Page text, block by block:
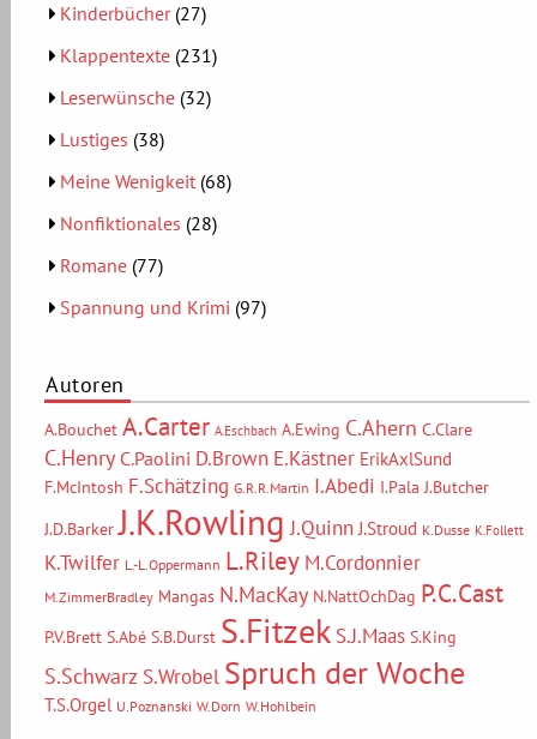
Kinderbücher(27)
Klappentexte (231)
Leserwünsche (32)
Lustiges (38)
Meine Wenigkeit (68)
Nonfiktionales (28)
Romane (77)
Spannung und Krimi (97)
Autoren
A.Bouchet A.Carter A.Eschbach A.Ewing C.Ahern C.Clare
C.Henry C.Paolini D.Brown E.Kästner ErikAxlSund
F.McIntosh F.Schätzing G.R.R.Martin I.Abedi I.Pala J.Butcher
J.D.Barker J.K.Rowling J.Quinn J.Stroud K.Dusse K.Follett
K.Twilfer L.-L.Oppermann L.Riley M.Cordonnier
M.ZimmerBradley Mangas N.MacKay N.NattOchDag P.C.Cast
P.V.Brett S.Abé S.B.Durst S.Fitzek S.J.Maas S.King
S.Schwarz S.Wrobel Spruch der Woche
T.S.Orgel U.Poznanski W.Dorn W.Hohlbein